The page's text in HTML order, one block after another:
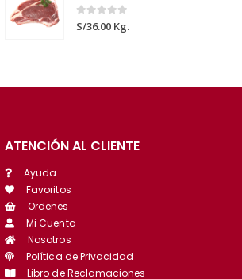
0 out of 5
S/36.00 Kg.
ATENCIÓN AL CLIENTE
Ayuda
Favoritos
Ordenes
Mi Cuenta
Nosotros
Política de Privacidad
Libro de Reclamaciones